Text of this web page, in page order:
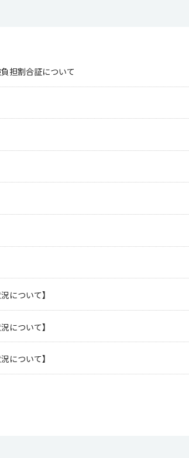
担割合証について
について】
について】
について】